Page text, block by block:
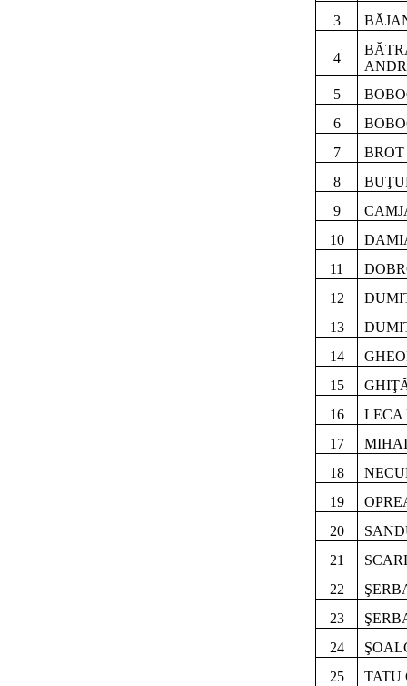
3
4
5
6
7
8
9
10
11
12
13
14
15
16
LECA
17
18
19
20
21
22
23
24
25
TATU